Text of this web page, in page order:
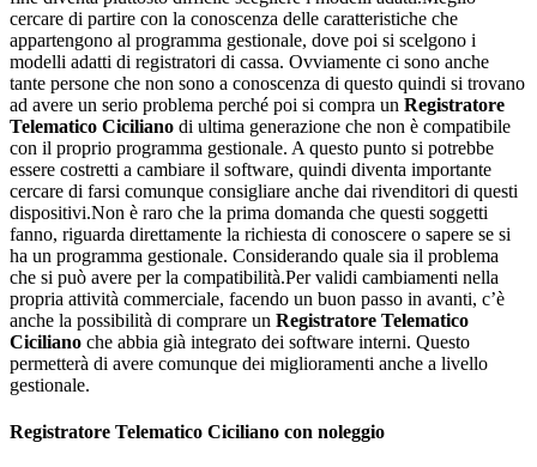
cercare di partire con la conoscenza delle caratteristiche che
appartengono al programma gestionale, dove poi si scelgono i
modelli adatti di registratori di cassa. Ovviamente ci sono anche
tante persone che non sono a conoscenza di questo quindi si trovano
ad avere un serio problema perché poi si compra un Registratore
Telematico Ciciliano di ultima generazione che non è compatibile
con il proprio programma gestionale. A questo punto si potrebbe
essere costretti a cambiare il software, quindi diventa importante
cercare di farsi comunque consigliare anche dai rivenditori di questi
dispositivi.Non è raro che la prima domanda che questi soggetti
fanno, riguarda direttamente la richiesta di conoscere o sapere se si
ha un programma gestionale. Considerando quale sia il problema
che si può avere per la compatibilità.Per validi cambiamenti nella
propria attività commerciale, facendo un buon passo in avanti, c’è
anche la possibilità di comprare un Registratore Telematico
Ciciliano che abbia già integrato dei software interni. Questo
permetterà di avere comunque dei miglioramenti anche a livello
gestionale.
Registratore Telematico Ciciliano con noleggio